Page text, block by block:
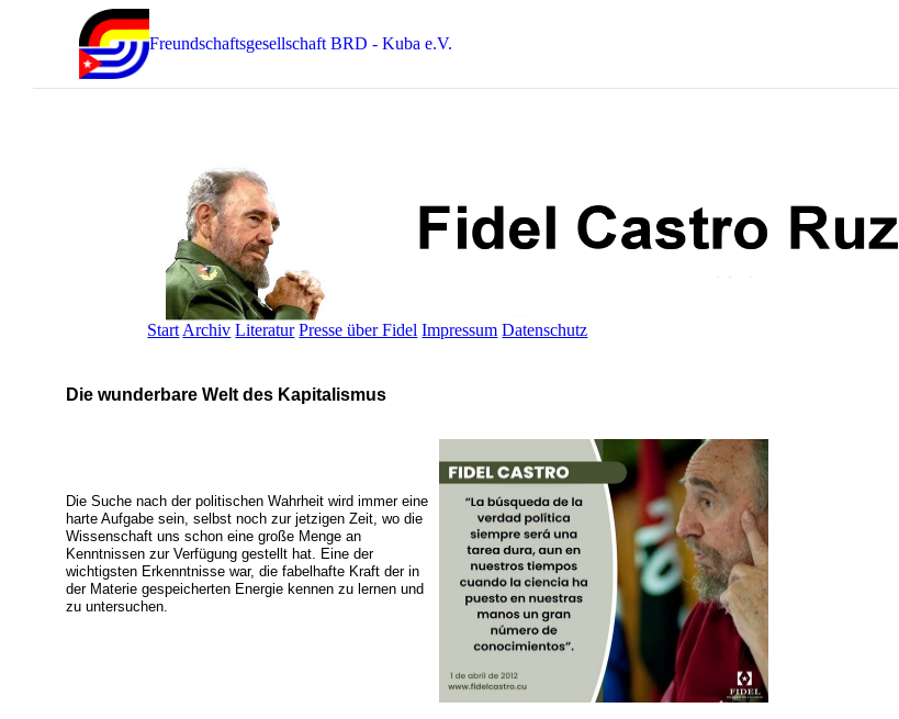
Freundschaftsgesellschaft BRD - Kuba e.V.
Start Archiv Literatur Presse über Fidel Impressum Datenschutz
Die wunderbare Welt des Kapitalismus
Die Suche nach der politischen Wahrheit wird immer eine
harte Aufgabe sein, selbst noch zur jetzigen Zeit, wo die
Wissenschaft uns schon eine große Menge an
Kenntnissen zur Verfügung gestellt hat. Eine der
wichtigsten Erkenntnisse war, die fabelhafte Kraft der in
der Materie gespeicherten Energie kennen zu lernen und
zu untersuchen.